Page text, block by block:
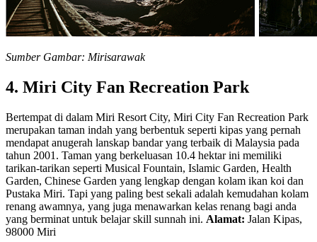
Sumber Gambar: Mirisarawak
4. Miri City Fan Recreation Park
Bertempat di dalam Miri Resort City, Miri City Fan Recreation Park
merupakan taman indah yang berbentuk seperti kipas yang pernah
mendapat anugerah lanskap bandar yang terbaik di Malaysia pada
tahun 2001. Taman yang berkeluasan 10.4 hektar ini memiliki
tarikan-tarikan seperti Musical Fountain, Islamic Garden, Health
Garden, Chinese Garden yang lengkap dengan kolam ikan koi dan
Pustaka Miri. Tapi yang paling best sekali adalah kemudahan kolam
renang awamnya, yang juga menawarkan kelas renang bagi anda
yang berminat untuk belajar skill sunnah ini. Alamat: Jalan Kipas,
98000 Miri